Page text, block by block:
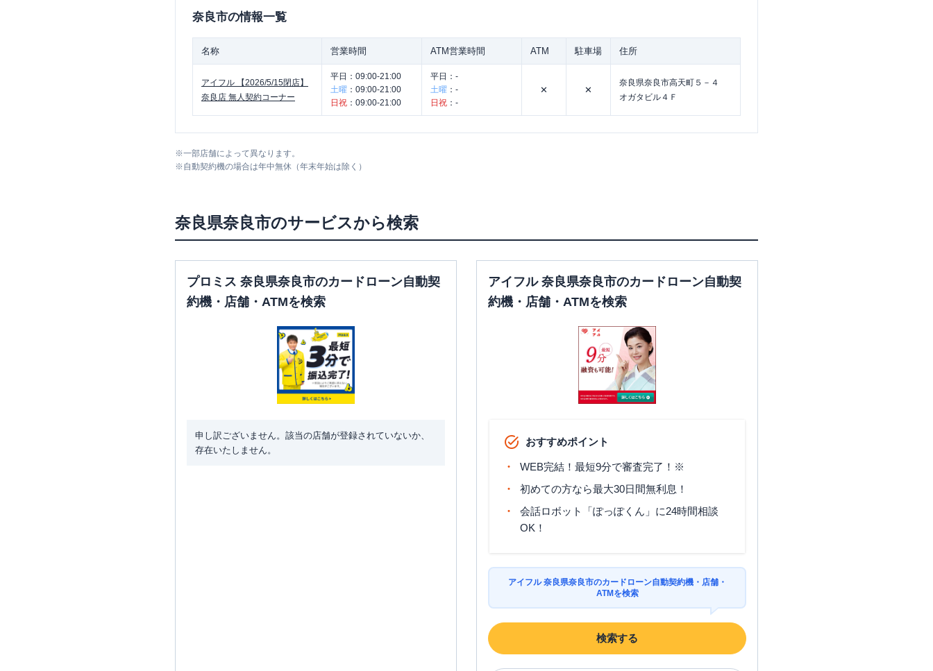
奈良市の情報一覧
名称 営業時間 ATM営業時間 ATM 駐車場 住所
アイフル
【2026/5/15閉店】
奈良店 無人契約コーナー
平日： 09:00-21:00
土曜 ： 09:00-21:00
日祝 ： 09:00-21:00
平日： -
土曜 ： -
日祝 ： -
✕ ✕
奈良県奈良市高天町５－４
オガタビル４Ｆ
※一部店舗によって異なります。
※自動契約機の場合は年中無休（年末年始は除く）
奈良県奈良市のサービスから検索
プロミス 奈良県奈良市のカードローン自動契
約機・店舗・ATMを検索
申し訳ございません。該当の店舗が登録されていないか、
存在いたしません。
アイフル 奈良県奈良市のカードローン自動契
約機・店舗・ATMを検索
おすすめポイント
WEB完結！最短9分で審査完了！※
初めての方なら最大30日間無利息！
会話ロボット「ぽっぽくん」に24時間相談
OK！
アイフル 奈良県奈良市のカードローン自動契約機・店舗・
ATMを検索
検索する